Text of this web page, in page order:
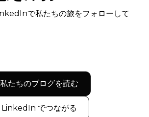
で私たちの旅をフォローして
私たちのブログを読む
LinkedIn でつながる